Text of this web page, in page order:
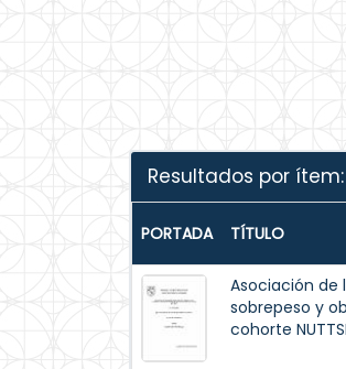
Resultados por ítem:
PORTADA TÍTULO
Asociación de
sobrepeso y
cohorte